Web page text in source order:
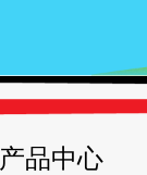
产品中心